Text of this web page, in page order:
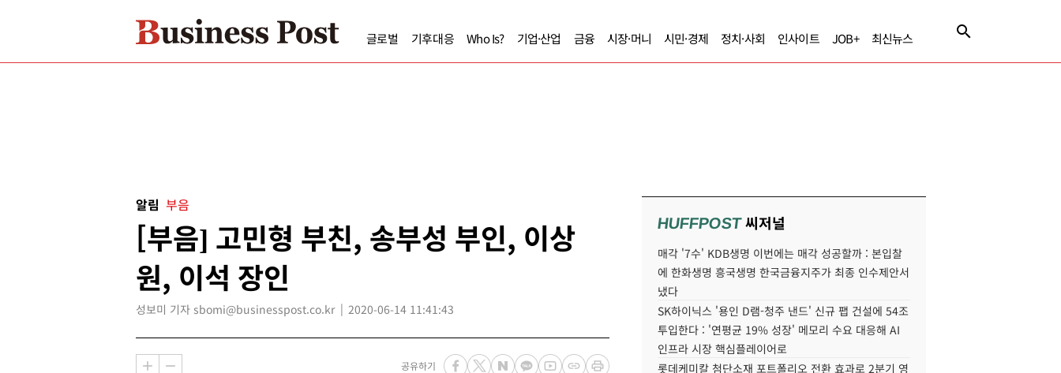
글로벌 기후대응 Who Is? 기업·산업 금융 시장·머니 시민·경제 정치·사회 인사이트 JOB+ 최신뉴스
알림 부음
[부음] 고민형 부친, 송부성 부인, 이상
원, 이석 장인
성보미 기자 sbomi@businesspost.co.kr 2020-06-14 11:41:43
공유하기
HUFFPOST씨저널
매각 '7수' KDB생명 이번에는 매각 성공할까 : 본입찰
에 한화생명 흥국생명 한국금융지주가 최종 인수제안서
냈다
SK하이닉스 '용인 D램-청주 낸드' 신규 팹 건설에 54조
투입한다 : '연평균 19% 성장' 메모리 수요 대응해 AI
인프라 시장 핵심플레이어로
롯데케미칼 첨단소재 포트폴리오 전환 효과로 2분기 영